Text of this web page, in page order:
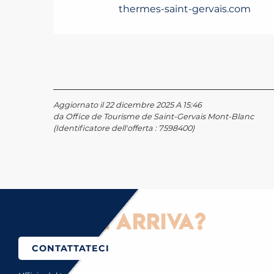
thermes-saint-gervais.com
Aggiornato il 22 dicembre 2025 A 15:46
da Office de Tourisme de Saint-Gervais Mont-Blanc
(Identificatore dell'offerta : 7598400)
ci si arriva?
CONTATTATECI